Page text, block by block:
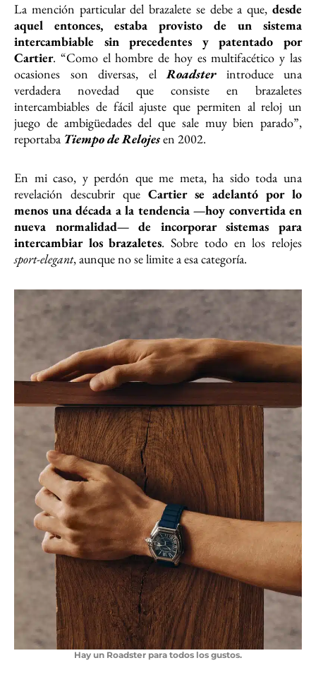
La mención particular del brazalete se debe a que, desde
aquel entonces, estaba provisto de un sistema
intercambiable sin precedentes y patentado por
Cartier. “Como el hombre de hoy es multifacético y las
ocasiones son diversas, elRoadsterintroduce una
verdadera novedad que consiste en brazaletes
intercambiables de fácil ajuste que permiten al reloj un
juego de ambigüedades del que sale muy bien parado”,
reportaba Tiempo de Relojesen 2002.
En mi caso, y perdón que me meta, ha sido toda una
revelación descubrir que Cartier se adelantó por lo
menos una década a la tendencia —hoy convertida en
nueva normalidad— de incorporar sistemas para
intercambiar los brazaletes. Sobre todo en los relojes
sport-elegant, aunque no se limite a esa categoría.
Hay un Roadster para todos los gustos.